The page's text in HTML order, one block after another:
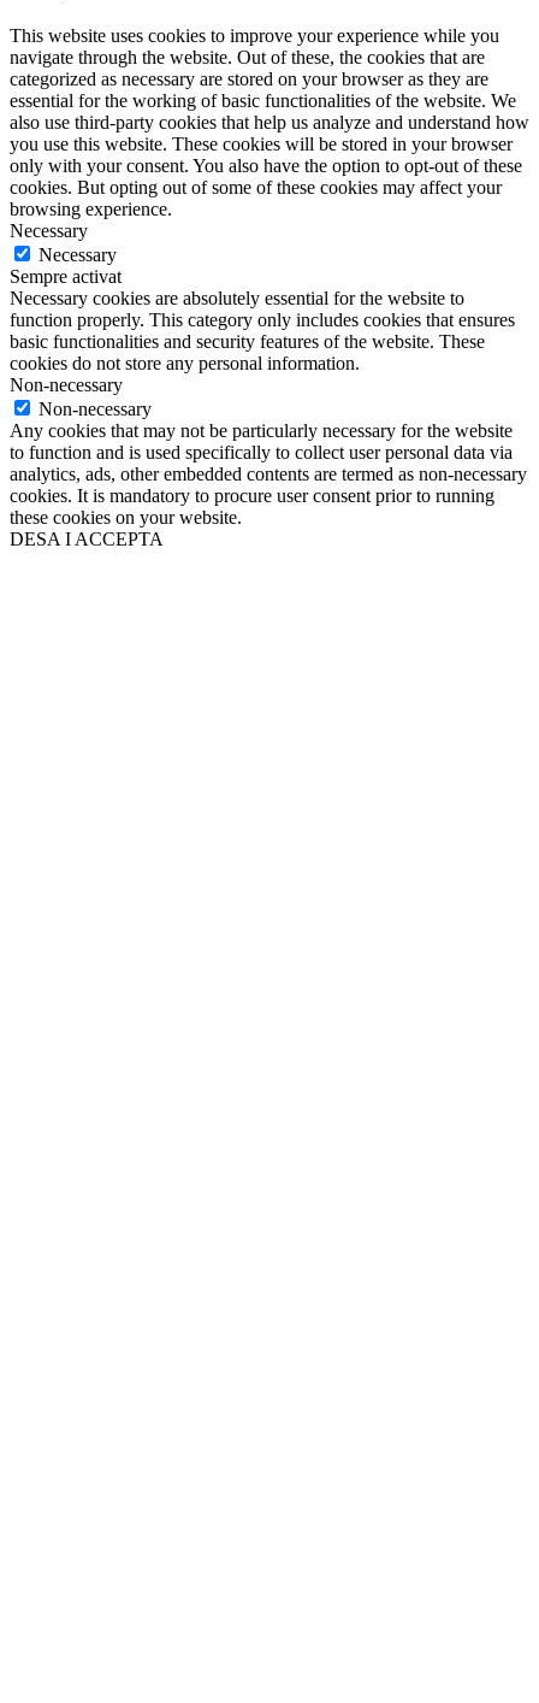
This website uses cookies to improve your experience while you
navigate through the website. Out of these, the cookies that are
categorized as necessary are stored on your browser as they are
essential for the working of basic functionalities of the website. We
also use third-party cookies that help us analyze and understand how
you use this website. These cookies will be stored in your browser
only with your consent. You also have the option to opt-out of these
cookies. But opting out of some of these cookies may affect your
browsing experience.
Necessary
Necessary
Sempre activat
Necessary cookies are absolutely essential for the website to
function properly. This category only includes cookies that ensures
basic functionalities and security features of the website. These
cookies do not store any personal information.
Non-necessary
Non-necessary
Any cookies that may not be particularly necessary for the website
to function and is used specifically to collect user personal data via
analytics, ads, other embedded contents are termed as non-necessary
cookies. It is mandatory to procure user consent prior to running
these cookies on your website.
DESA I ACCEPTA